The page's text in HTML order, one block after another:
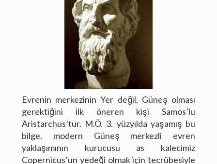
Copyright text here
Evrenin merkezinin Yer değil, Güneş olması
gerektiğini ilk öneren kişi Samos’lu
Aristarchus’tur. M.Ö. 3. yüzyılda yaşamış bu
bilge, modern Güneş merkezli evren
yaklaşımının kurucusu as kalecimiz
Copernicus’un yedeği olmak için tecrübesiyle